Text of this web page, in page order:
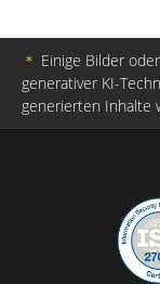
＊ Einige Bilder
generativer KI-
generierten Inhalte